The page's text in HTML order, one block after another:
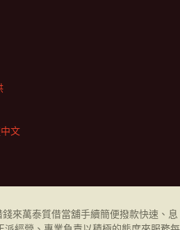
文
錢來萬泰質借當舖手續簡便撥款快速、息